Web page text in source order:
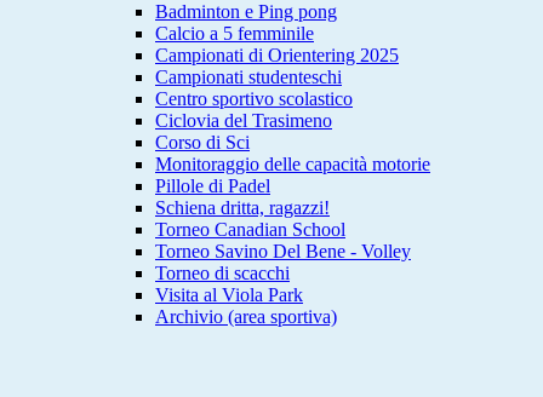
Badminton e Ping pong
Calcio a 5 femminile
Campionati di Orientering 2025
Campionati studenteschi
Centro sportivo scolastico
Ciclovia del Trasimeno
Corso di Sci
Monitoraggio delle capacità motorie
Pillole di Padel
Schiena dritta, ragazzi!
Torneo Canadian School
Torneo Savino Del Bene - Volley
Torneo di scacchi
Visita al Viola Park
Archivio (area sportiva)